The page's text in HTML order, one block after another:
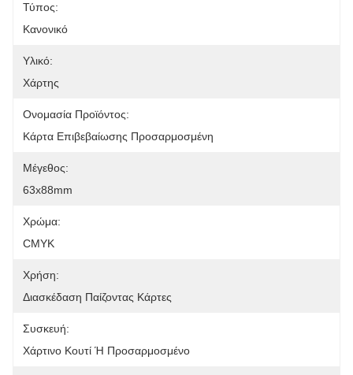
Τύπος:
Κανονικό
Υλικό:
Χάρτης
Ονομασία Προϊόντος:
Κάρτα Επιβεβαίωσης Προσαρμοσμένη
Μέγεθος:
63x88mm
Χρώμα:
CMYK
Χρήση:
Διασκέδαση Παίζοντας Κάρτες
Συσκευή:
Χάρτινο Κουτί Ή Προσαρμοσμένο